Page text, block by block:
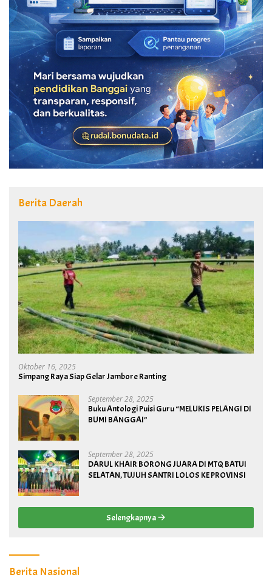
Berita Daerah
Oktober 16, 2025
Simpang Raya Siap Gelar Jambore Ranting
September 28, 2025
Buku Antologi Puisi Guru “MELUKIS PELANGI DI
BUMI BANGGAI”
September 28, 2025
DARUL KHAIR BORONG JUARA DI MTQ BATUI
SELATAN, TUJUH SANTRI LOLOS KE PROVINSI
Selengkapnya
Berita Nasional